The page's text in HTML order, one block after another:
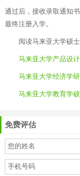
通过后，接收录取通知
最终注册入学。
阅读马来亚大学硕
马来亚大学产品设
马来亚大学经济学
马来亚大学教育学
免费评估